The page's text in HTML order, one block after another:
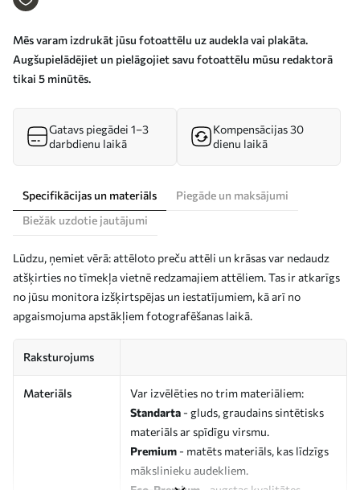
Mēs varam izdrukāt jūsu fotoattēlu uz audekla vai plakāta.
Augšupielādējiet un pielāgojiet savu fotoattēlu mūsu redaktorā
tikai 5 minūtēs.
Gatavs piegādei 1–3
darbdienu laikā
Kompensācijas 30
dienu laikā
Specifikācijas un materiāls
Piegāde un maksājumi
Biežāk uzdotie jautājumi
Lūdzu, ņemiet vērā: attēloto preču attēli un krāsas var nedaudz
atšķirties no tīmekļa vietnē redzamajiem attēliem. Tas ir atkarīgs
no jūsu monitora izšķirtspējas un iestatījumiem, kā arī no
apgaismojuma apstākļiem fotografēšanas laikā.
Raksturojums
Materiāls
Var izvēlēties no trim materiāliem:
Standarta - gluds, graudains sintētisks
materiāls ar spīdīgu virsmu.
Premium - matēts materiāls, kas līdzīgs
mākslinieku audekliem.